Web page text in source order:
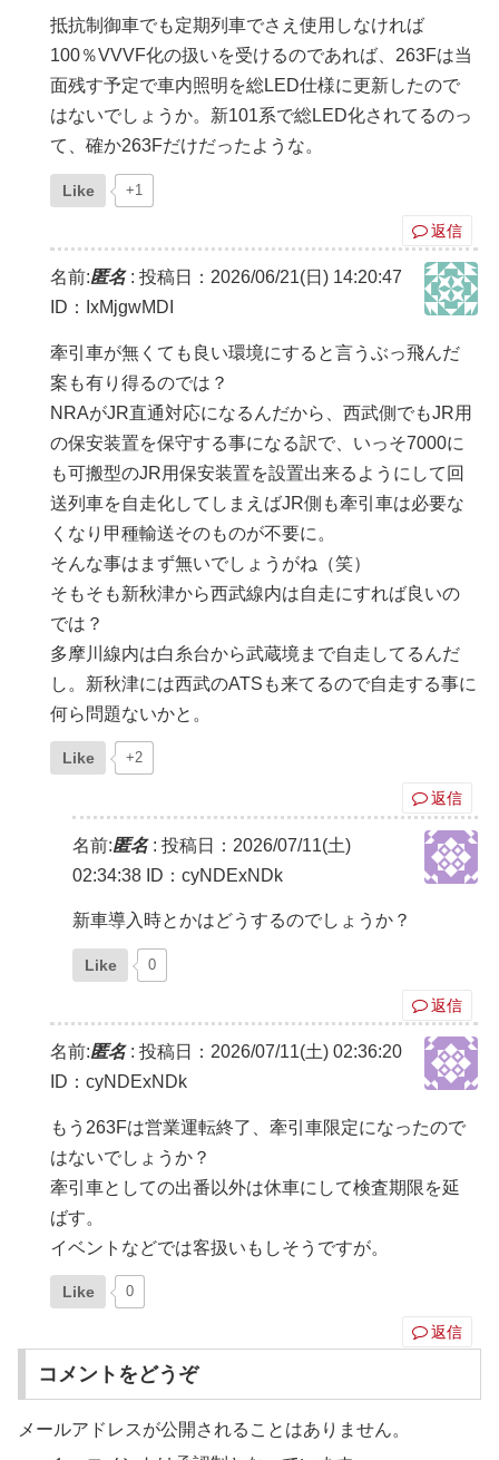
抵抗制御車でも定期列車でさえ使用しなければ
100％VVVF化の扱いを受けるのであれば、263Fは当
面残す予定で車内照明を総LED仕様に更新したので
はないでしょうか。新101系で総LED化されてるのっ
て、確か263Fだけだったような。
Like +1
返信
名前:匿名: 投稿日：2026/06/21(日) 14:20:47
ID：IxMjgwMDI
牽引車が無くても良い環境にすると言うぶっ飛んだ
案も有り得るのでは？
NRAがJR直通対応になるんだから、西武側でもJR用
の保安装置を保守する事になる訳で、いっそ7000に
も可搬型のJR用保安装置を設置出来るようにして回
送列車を自走化してしまえばJR側も牽引車は必要な
くなり甲種輸送そのものが不要に。
そんな事はまず無いでしょうがね（笑）
そもそも新秋津から西武線内は自走にすれば良いの
では？
多摩川線内は白糸台から武蔵境まで自走してるんだ
し。新秋津には西武のATSも来てるので自走する事に
何ら問題ないかと。
Like +2
返信
名前:匿名: 投稿日：2026/07/11(土)
02:34:38 ID：cyNDExNDk
新車導入時とかはどうするのでしょうか？
Like 0
返信
名前:匿名: 投稿日：2026/07/11(土) 02:36:20
ID：cyNDExNDk
もう263Fは営業運転終了、牽引車限定になったので
はないでしょうか？
牽引車としての出番以外は休車にして検査期限を延
ばす。
イベントなどでは客扱いもしそうですが。
Like 0
返信
コメントをどうぞ
メールアドレスが公開されることはありません。